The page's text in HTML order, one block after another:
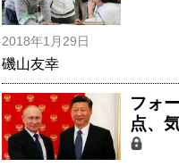
2018年1月29日
磯山友幸
フォ
点、